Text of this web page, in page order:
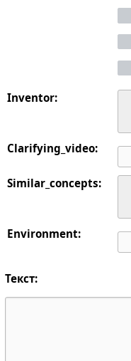
Inventor:
Clarifying_video:
Similar_concepts:
Environment:
Текст: